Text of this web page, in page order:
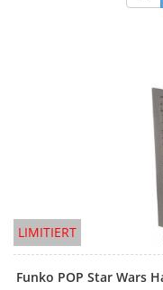
LIMITIERT
Funko POP Star Wars